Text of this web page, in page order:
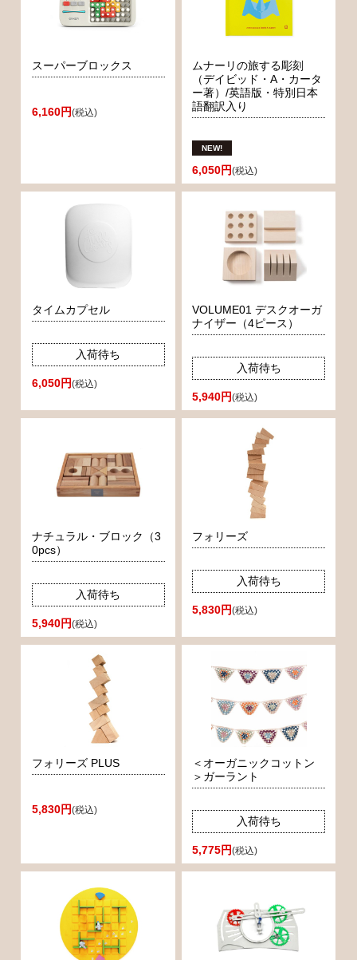
スーパーブロックス
6,160円(税込)
ムナーリの旅する彫刻
（デイビッド・A・カータ
ー著）/英語版・特別日本
語翻訳入り
6,050円(税込)
タイムカプセル
入荷待ち
6,050円(税込)
VOLUME01 デスクオーガ
ナイザー（4ピース）
入荷待ち
5,940円(税込)
ナチュラル・ブロック（3
0pcs）
入荷待ち
5,940円(税込)
フォリーズ
入荷待ち
5,830円(税込)
フォリーズ PLUS
5,830円(税込)
＜オーガニックコットン
＞ガーラント
入荷待ち
5,775円(税込)